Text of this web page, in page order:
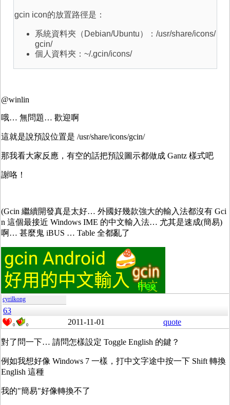
gcin icon的放置路徑是：
系統資料夾（Debian/Ubuntu）：/usr/share/icons/
gcin/
個人資料夾：~/.gcin/icons/
@winlin
哦… 無問題… 歡迎啊
這就是說預設位置是 /usr/share/icons/gcin/
那我看大家反應，有空的話把預設圖示都做成 Gantz 樣式吧
謝咯！
(Gcin 繼續開發真是太好… 外國好幾款強大的輸入法都沒有 Gci
n 這個最接近 Windows IME 的中文輸入法… 尤其是速成(簡易)
啊… 甚麼鬼 iBUS … Table 全都亂了
cyrilkong
63
0 0 2011-11-01 quote
對了問一下… 請問怎樣設定 Toggle English 的鍵？
例如我想好像 Windows 7 一樣，打中文字途中按一下 Shift 轉換
English 這種
我的"簡易"好像轉換不了